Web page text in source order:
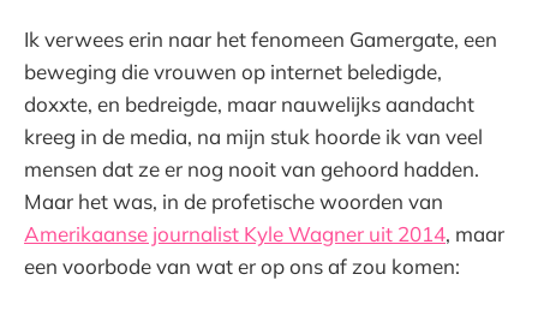
Ik verwees erin naar het fenomeen Gamergate, een
beweging die vrouwen op internet beledigde,
doxxte, en bedreigde, maar nauwelijks aandacht
kreeg in de media, na mijn stuk hoorde ik van veel
mensen dat ze er nog nooit van gehoord hadden.
Maar het was, in de profetische woorden van
Amerikaanse journalist Kyle Wagner uit 2014, maar
een voorbode van wat er op ons af zou komen: